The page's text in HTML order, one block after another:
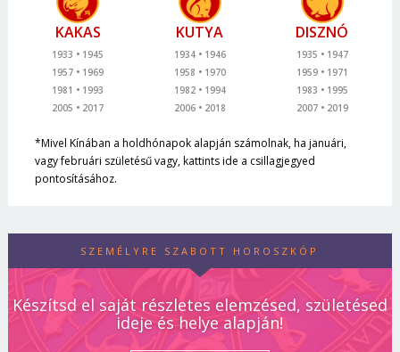
KAKAS
1933
1945
1957
1969
1981
1993
2005
2017
KUTYA
1934
1946
1958
1970
1982
1994
2006
2018
DISZNÓ
1935
1947
1959
1971
1983
1995
2007
2019
*Mivel Kínában a holdhónapok alapján számolnak, ha januári,
vagy februári születésű vagy, kattints ide a csillagjegyed
pontosításához.
SZEMÉLYRE SZABOTT HOROSZKÓP
Készítsd el saját részletes elemzésed, születésed
ideje és helye alapján!